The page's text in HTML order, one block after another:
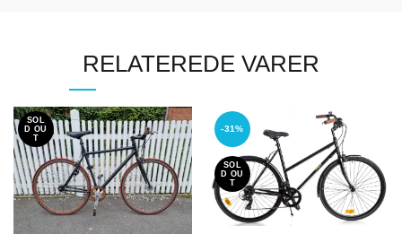
RELATEREDE VARER
SOL
D OU
T
-31%
SOL
D OU
T